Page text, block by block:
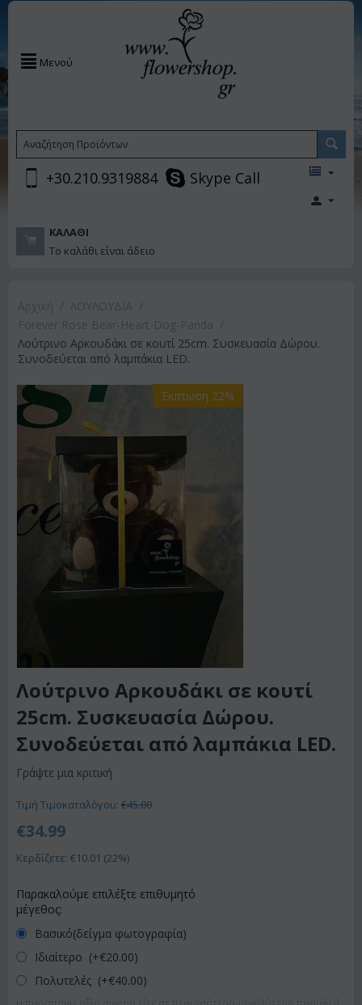
Μενού
+30.210.9319884 Skype Call
ΚΑΛΆΘΙ
Το καλάθι είναι άδειο
Λούτρινο Αρκουδάκι σε κουτί 25cm. Συσκευασία Δώρου.
Συνοδεύεται από λαμπάκια LED.
Έκπτωση 22%
Λούτρινο Αρκουδάκι σε κουτί
25cm. Συσκευασία Δώρου.
Συνοδεύεται από λαμπάκια LED.
Γράψτε μια κριτική
Τιμή Τιμοκαταλόγου: €45.00
€34.99
Κερδίζετε: €10.01 (22%)
Παρακαλούμε επιλέξτε επιθυμητό
μέγεθος:
Βασικό(δείγμα φωτογραφία)
Ιδιαίτερο (+€20.00)
Πολυτελές (+€40.00)